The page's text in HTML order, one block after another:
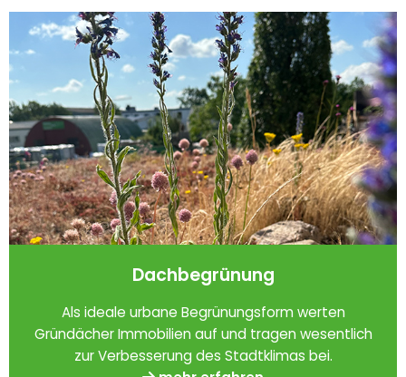
Dachbegrünung
Als ideale urbane Begrünungsform werten
Gründächer Immobilien auf und tragen wesentlich
zur Verbesserung des Stadtklimas bei.